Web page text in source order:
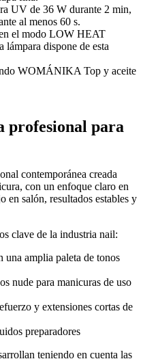
UV de 36 W durante 2 min,
al menos 60 s.
en el modo LOW HEAT
dispone de esta
WOMÁNIKA Top y aceite
para
contemporánea creada
con un enfoque claro en
en salón, resultados estables y
clave de la industria nail:
una amplia paleta de tonos
nude para manicuras de uso
y extensiones cortas de
preparadores
teniendo en cuenta las